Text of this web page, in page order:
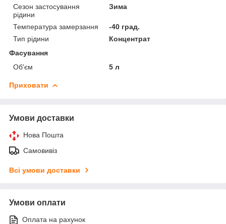
Сезон застосування
рідини
Зима
Температура замерзання
-40 град.
Тип рідини
Концентрат
Фасування
Об'єм
5 л
Приховати
Умови доставки
Нова Пошта
Самовивіз
Всі умови доставки
Умови оплати
Оплата на рахунок